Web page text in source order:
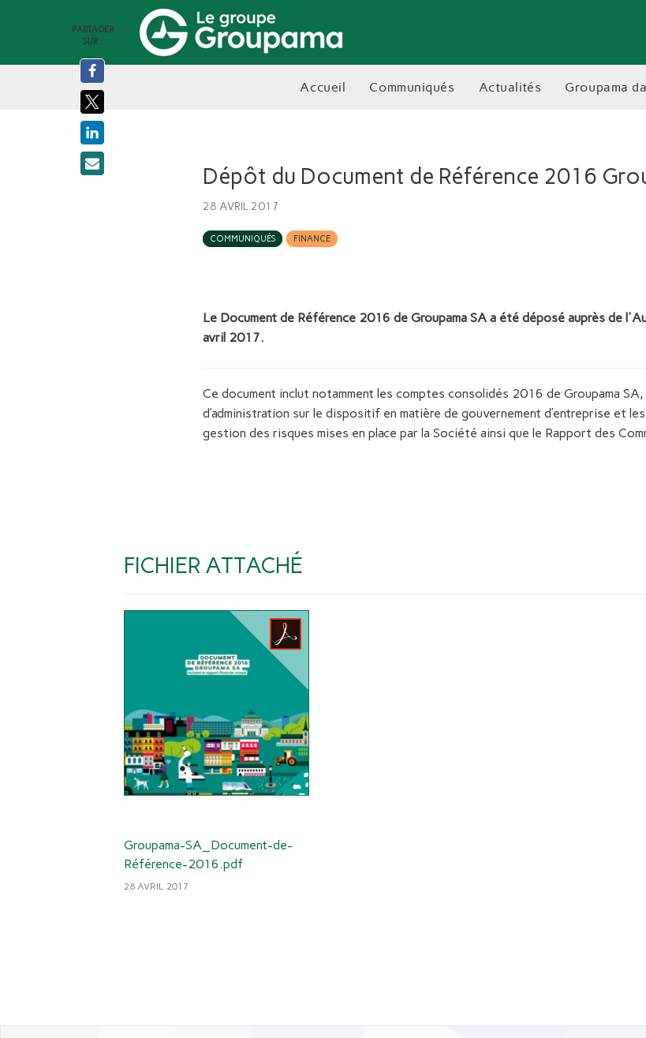
accueil communiqués actualités groupama
Dépôt du Document de Référence 2016
28 AVRIL 2017
COMMUNIQUÉS FINANCE
PARTAGER
SUR :
Le Document de Référence 2016 de Groupama SA a été déposé auprès de
avril 2017.
Ce document inclut notamment les comptes consolidés 2016 de Groupama
d’administration sur le dispositif en matière de gouvernement d’entreprise et
gestion des risques mises en place par la Société ainsi que le Rapport des
FICHIER ATTACHÉ
Groupama-SA_Document-de-
Référence-2016.pdf
28 AVRIL 2017